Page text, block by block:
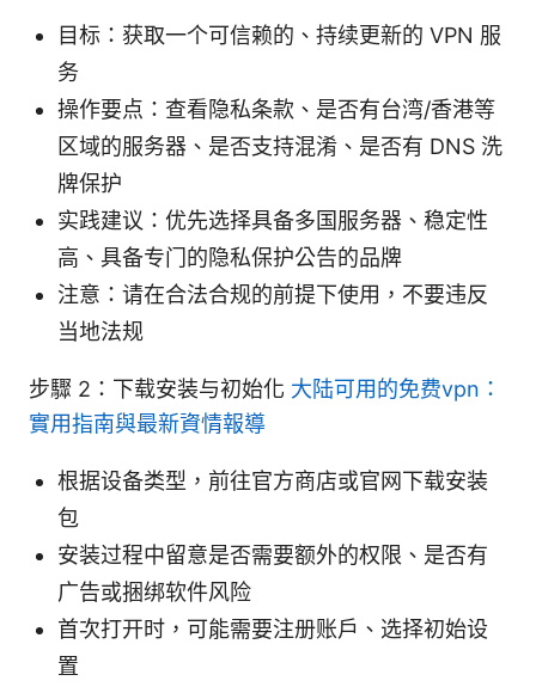
目标：获取一个可信赖的、持续更新的 VPN 服
务
操作要点：查看隐私条款、是否有台湾/香港等
区域的服务器、是否支持混淆、是否有 DNS 洗
牌保护
实践建议：优先选择具备多国服务器、稳定性
高、具备专门的隐私保护公告的品牌
注意：请在合法合规的前提下使用，不要违反
当地法规
步驟 2：下载安装与初始化 大陆可用的免费vpn：
實用指南與最新資情報導
根据设备类型，前往官方商店或官网下载安装
包
安装过程中留意是否需要额外的权限、是否有
广告或捆绑软件风险
首次打开时，可能需要注册账户、选择初始设
置